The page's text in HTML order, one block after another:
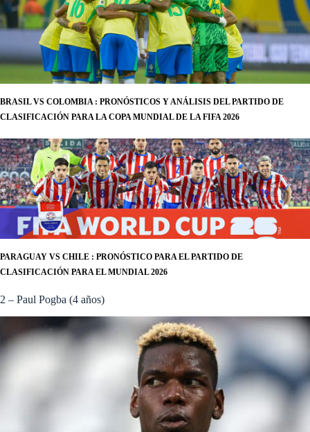
BRASIL VS COLOMBIA : PRONÓSTICOS Y ANÁLISIS DEL PARTIDO DE
CLASIFICACIÓN PARA LA COPA MUNDIAL DE LA FIFA 2026
PARAGUAY VS CHILE : PRONÓSTICO PARA EL PARTIDO DE
CLASIFICACIÓN PARA EL MUNDIAL 2026
2 – Paul Pogba (4 años)